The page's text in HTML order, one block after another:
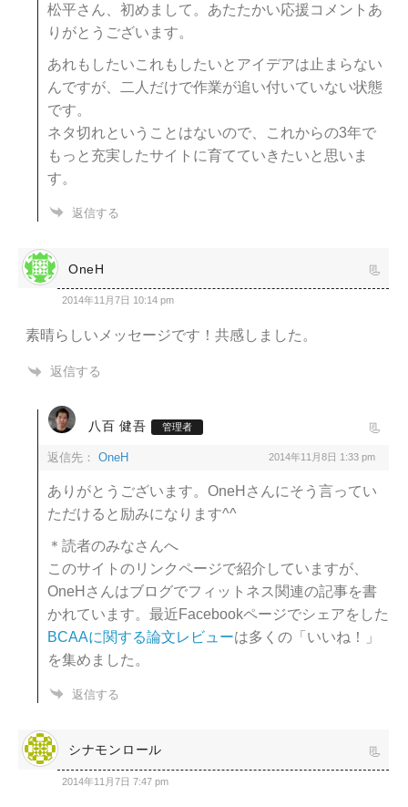
松平さん、初めまして。あたたかい応援コメントあ
りがとうございます。
あれもしたいこれもしたいとアイデアは止まらない
んですが、二人だけで作業が追い付いていない状態
です。
ネタ切れということはないので、これからの3年で
もっと充実したサイトに育てていきたいと思いま
す。
返信する
OneH
2014年11月7日 10:14 pm
素晴らしいメッセージです！共感しました。
返信する
八百 健吾 管理者
返信先： OneH 2014年11月8日 1:33 pm
ありがとうございます。OneHさんにそう言ってい
ただけると励みになります^^
＊読者のみなさんへ
このサイトのリンクページで紹介していますが、
OneHさんはブログでフィットネス関連の記事を書
かれています。最近Facebookページでシェアをした
BCAAに関する論文レビューは多くの「いいね！」
を集めました。
返信する
シナモンロール
2014年11月7日 7:47 pm